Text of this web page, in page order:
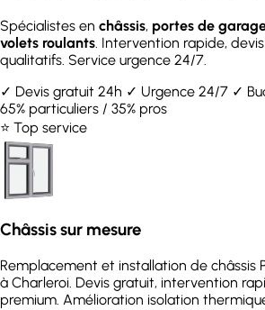
Spécialistes en châssis, portes de
volets roulants . Intervention rapide,
qualitatifs. Service urgence 24/7.
✓ Devis gratuit 24h ✓ Urgence 24/7 ✓
65% particuliers / 35% pros
⭐ Top service
Châssis sur mesure
Remplacement et installation de châssis
à Charleroi. Devis gratuit, intervention
premium. Amélioration isolation